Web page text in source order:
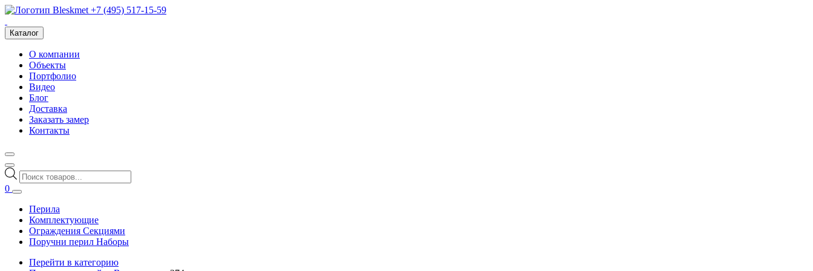
+7 (495) 517-15-59
Каталог
О компании
Объекты
Портфолио
Видео
Блог
Доставка
Заказать замер
Контакты
Поиск
товаров
0
Перила
Комплектующие
Ограждения Секциями
Поручни перил Наборы
Перейти в категорию